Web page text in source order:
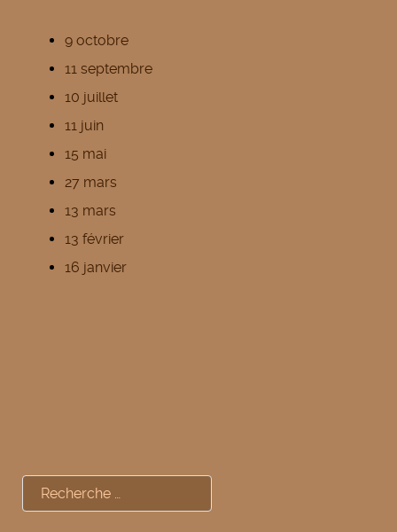
9 octobre
11 septembre
10 juillet
11 juin
15 mai
27 mars
13 mars
13 février
16 janvier
Rechercher